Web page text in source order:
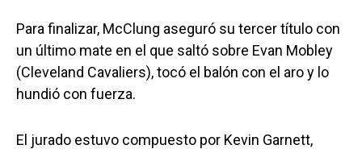
Para finalizar, McClung aseguró su tercer título con
un último mate en el que saltó sobre Evan Mobley
(Cleveland Cavaliers), tocó el balón con el aro y lo
hundió con fuerza.
El jurado estuvo compuesto por Kevin Garnett,